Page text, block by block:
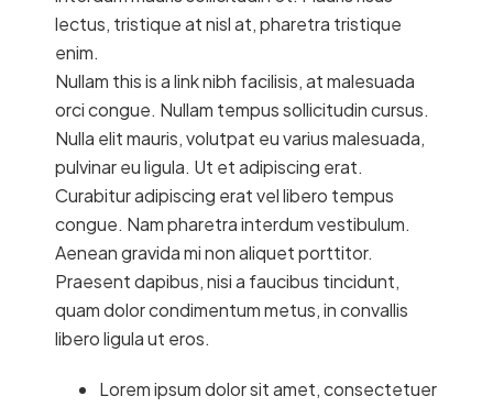
lectus, tristique at nisl at, pharetra tristique
enim.
Nullam this is a link nibh facilisis, at malesuada
orci congue. Nullam tempus sollicitudin cursus.
Nulla elit mauris, volutpat eu varius malesuada,
pulvinar eu ligula. Ut et adipiscing erat.
Curabitur adipiscing erat vel libero tempus
congue. Nam pharetra interdum vestibulum.
Aenean gravida mi non aliquet porttitor.
Praesent dapibus, nisi a faucibus tincidunt,
quam dolor condimentum metus, in convallis
libero ligula ut eros.
Lorem ipsum dolor sit amet, consectetuer